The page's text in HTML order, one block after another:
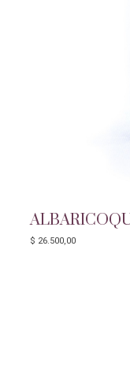
$ 26.500,00